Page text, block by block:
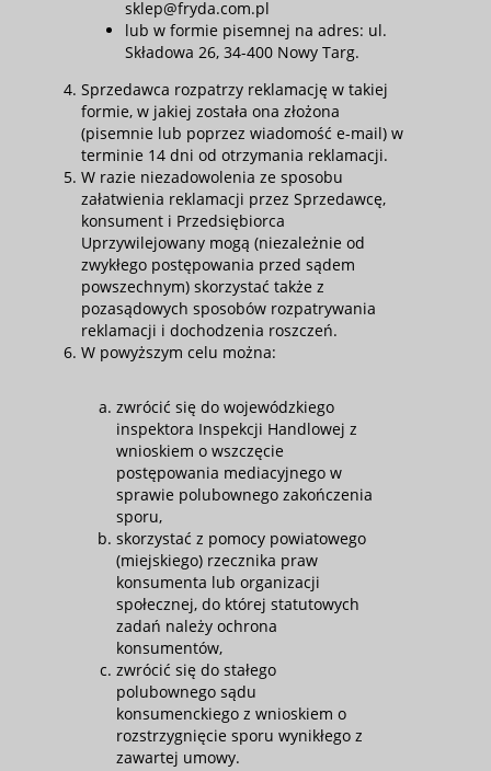
sklep@fryda.com.pl
lub w formie pisemnej na adres: ul.
Składowa 26, 34-400 Nowy Targ.
Sprzedawca rozpatrzy reklamację w takiej
formie, w jakiej została ona złożona
(pisemnie lub poprzez wiadomość e-mail) w
terminie 14 dni od otrzymania reklamacji.
W razie niezadowolenia ze sposobu
załatwienia reklamacji przez Sprzedawcę,
konsument i Przedsiębiorca
Uprzywilejowany mogą (niezależnie od
zwykłego postępowania przed sądem
powszechnym) skorzystać także z
pozasądowych sposobów rozpatrywania
reklamacji i dochodzenia roszczeń.
W powyższym celu można:
zwrócić się do wojewódzkiego
inspektora Inspekcji Handlowej z
wnioskiem o wszczęcie
postępowania mediacyjnego w
sprawie polubownego zakończenia
sporu,
skorzystać z pomocy powiatowego
(miejskiego) rzecznika praw
konsumenta lub organizacji
społecznej, do której statutowych
zadań należy ochrona
konsumentów,
zwrócić się do stałego
polubownego sądu
konsumenckiego z wnioskiem o
rozstrzygnięcie sporu wynikłego z
zawartej umowy.